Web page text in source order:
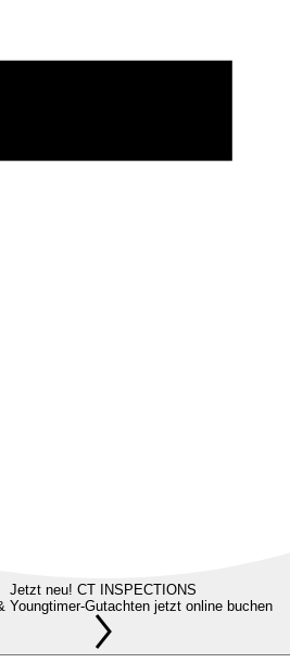
Jetzt neu! CT INSPECTIONS
Youngtimer-Gutachten jetzt online buchen